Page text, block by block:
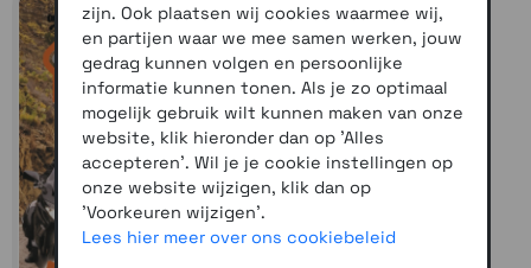
zijn. Ook plaatsen wij cookies waarmee wij,
en partijen waar we mee samen werken, jouw
gedrag kunnen volgen en persoonlijke
informatie kunnen tonen. Als je zo optimaal
mogelijk gebruik wilt kunnen maken van onze
website, klik hieronder dan op 'Alles
accepteren'. Wil je je cookie instellingen op
onze website wijzigen, klik dan op
'Voorkeuren wijzigen'.
Lees hier meer over ons cookiebeleid